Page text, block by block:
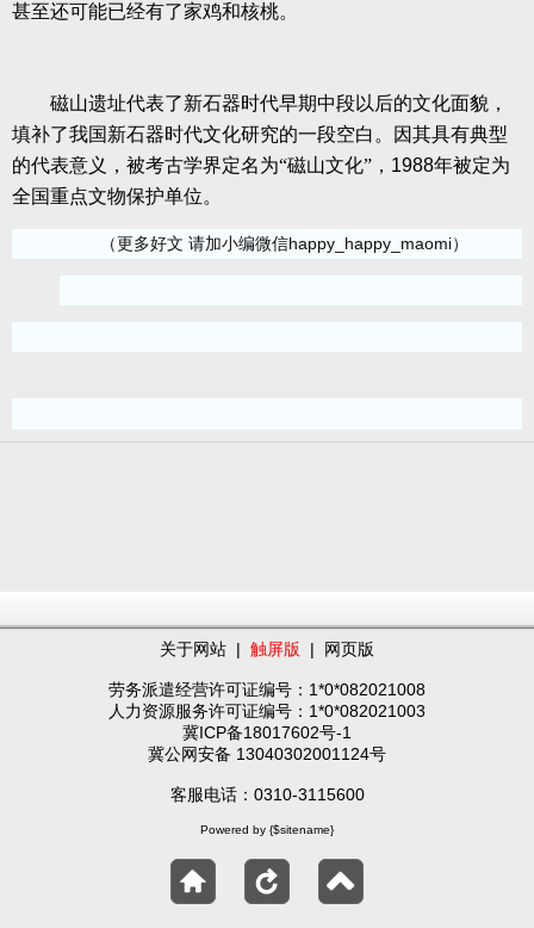
甚至还可能已经有了家鸡和核桃。
磁山遗址代表了新石器时代早期中段以后的文化面貌，
填补了我国新石器时代文化研究的一段空白。因其具有典型
的代表意义，被考古学界定名为“磁山文化”， 1988年被定为
全国重点文物保护单位。
（更多好文 请加小编微信happy_happy_maomi）
关于网站 | 触屏版 | 网页版
劳务派遣经营许可证编号：1*0*082021008
人力资源服务许可证编号：1*0*082021003
冀ICP备18017602号-1
冀公网安备 13040302001124号
客服电话：0310-3115600
Powered by {$sitename}